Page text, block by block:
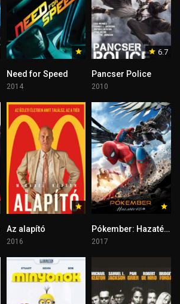
Need for Speed
2014
6.7
Pancser Police
2010
Az alapító
2016
Pókember: Hazatérés
2017